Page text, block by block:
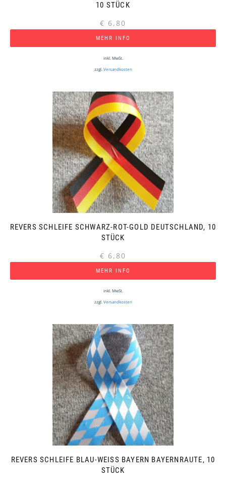
0 STÜCK
€ 6,80
MEHR INFO
inkl. MwSt.
zzgl. Versandkosten
REVERS SCHLEIFE SCHWARZ-ROT-GOLD DEUTSCHLAND, 10
STÜCK
€ 6,80
MEHR INFO
inkl. MwSt.
zzgl. Versandkosten
REVERS SCHLEIFE BLAU-WEISS BAYERN BAYERNRAUTE, 10 S
TÜCK